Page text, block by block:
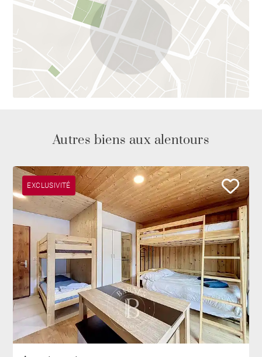
Autres biens aux alentours
EXCLUSIVITÉ